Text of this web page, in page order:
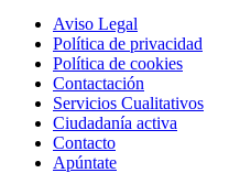
Aviso Legal
Política de privacidad
Política de cookies
Contactación
Servicios Cualitativos
Ciudadanía activa
Contacto
Apúntate